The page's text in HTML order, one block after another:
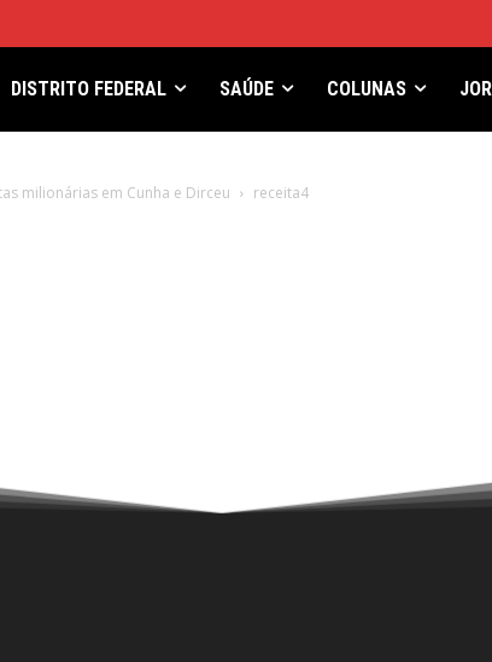
DISTRITO FEDERAL SAÚDE COLUNAS
milionárias em Cunha e Dirceu receita4